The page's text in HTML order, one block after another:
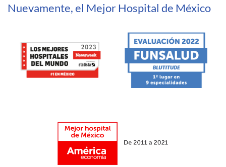
Nuevamente, el Mejor Hospital de México